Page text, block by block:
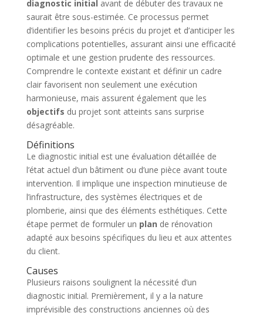
diagnostic initial avant de débuter des travaux ne
saurait être sous-estimée. Ce processus permet
d’identifier les besoins précis du projet et d’anticiper les
complications potentielles, assurant ainsi une efficacité
optimale et une gestion prudente des ressources.
Comprendre le contexte existant et définir un cadre
clair favorisent non seulement une exécution
harmonieuse, mais assurent également que les
objectifs du projet sont atteints sans surprise
désagréable.
Définitions
Le diagnostic initial est une évaluation détaillée de
l’état actuel d’un bâtiment ou d’une pièce avant toute
intervention. Il implique une inspection minutieuse de
l’infrastructure, des systèmes électriques et de
plomberie, ainsi que des éléments esthétiques. Cette
étape permet de formuler un plan de rénovation
adapté aux besoins spécifiques du lieu et aux attentes
du client.
Causes
Plusieurs raisons soulignent la nécessité d’un
diagnostic initial. Premièrement, il y a la nature
imprévisible des constructions anciennes où des